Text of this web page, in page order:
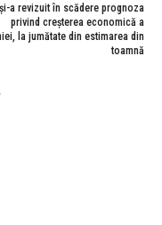
a revizuit în scădere prognoza
privind creșterea economică a
la jumătate din estimarea din
toamnă